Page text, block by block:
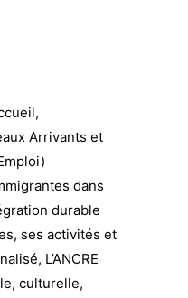
Arrivants et
dans
durable
ses activités et
L’ANCRE
culturelle,